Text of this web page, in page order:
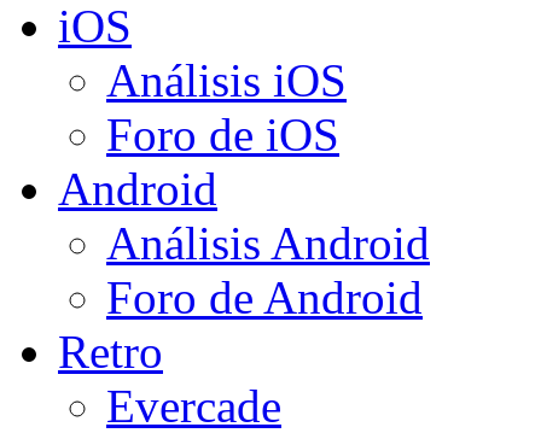
iOS
Análisis iOS
Foro de iOS
Android
Análisis Android
Foro de Android
Retro
Evercade